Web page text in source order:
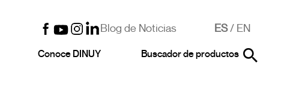
Blog de Noticias ES/ EN
Conoce DINUY Buscador de productos